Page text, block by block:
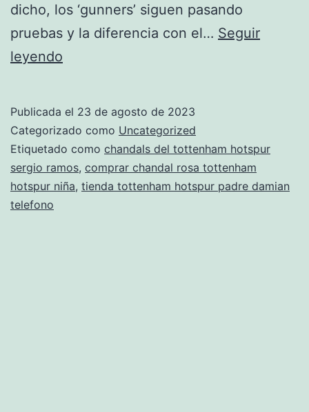
dicho, los ‘gunners’ siguen pasando
pruebas y la diferencia con el… Seguir
leyendo
2018
coral
Publicada el 23 de agosto de 2023
Categorizado como Uncategorized
Etiquetado como chandals del tottenham hotspur
sergio ramos, comprar chandal rosa tottenham
hotspur niña, tienda tottenham hotspur padre damian
telefono